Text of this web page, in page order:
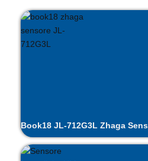
Book18 JL-712G3L Zhaga